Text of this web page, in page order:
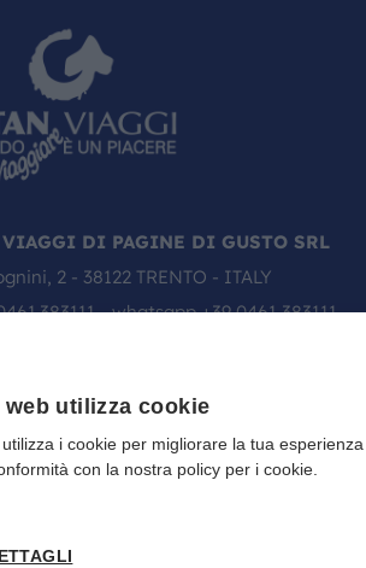
DI PAGINE DI GUSTO SRL
2 - 38122 TRENTO - ITALY
- whatsapp+39 0461 383111
utilizza cookie
i cookie per migliorare la tua
con la nostra policy per i cookie.